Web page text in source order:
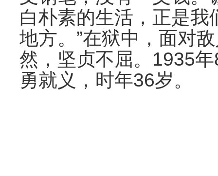
白朴素的生活，正是
地方。”在狱中，面对
然，坚贞不屈。1935
勇就义，时年36岁。